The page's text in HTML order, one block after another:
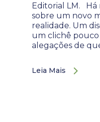
Editorial LM. Há
sobre um novo
realidade. Um
um clichê pouco
alegações de
Leia Mais